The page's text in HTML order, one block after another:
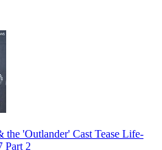
'Outlander' Cast Tease Life-
Part 2